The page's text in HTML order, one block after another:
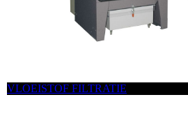
VLOEISTOF FILTRATIE